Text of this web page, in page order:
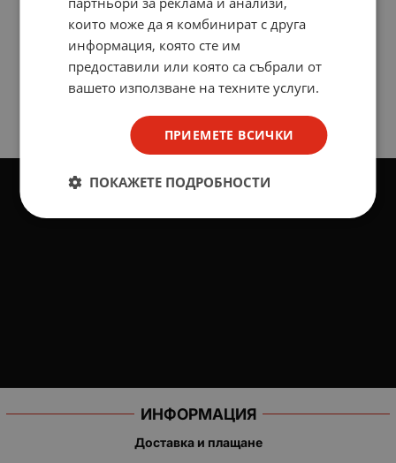
ИНФОРМАЦИЯ
Доставка и плащане
които може да я комбинират с друга
информация, която сте им
предоставили или която са събрали от
вашето използване на техните услуги.
ПРИЕМЕТЕ ВСИЧКИ
ПОКАЖЕТЕ ПОДРОБНОСТИ